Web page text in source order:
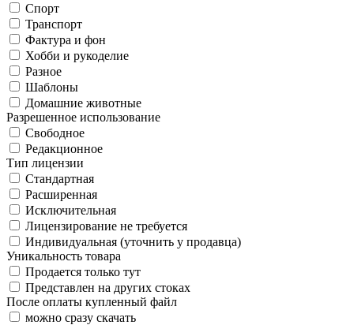
Спорт
Транспорт
Фактура и фон
Хобби и рукоделие
Разное
Шаблоны
Домашние животные
Разрешенное использование
Свободное
Редакционное
Тип лицензии
Стандартная
Расширенная
Исключительная
Лицензирование не требуется
Индивидуальная (уточнить у продавца)
Уникальность товара
Продается только тут
Представлен на других стоках
После оплаты купленный файл
можно сразу скачать